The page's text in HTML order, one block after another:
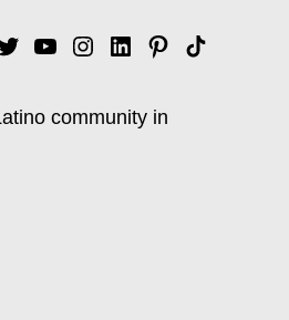
YouTubeInstagram
Linkedin
Pinterest
Tik
community in